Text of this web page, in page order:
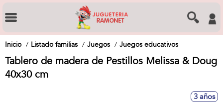
Inicio Listado familias Juegos Juegos educativos
Tablero de madera de Pestillos Melissa & Doug
40x30 cm
3 años